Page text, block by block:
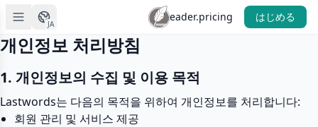
JA
header.pricing はじめる
개인정보 처리방침
1. 개인정보의 수집 및 이용 목적
Lastwords는 다음의 목적을 위하여 개인정보를 처리합니다:
회원 관리 및 서비스 제공